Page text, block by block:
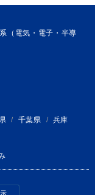
（電気・電子・半導
/ 千葉県 / 兵庫